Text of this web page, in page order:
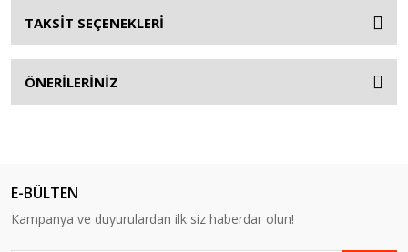
TAKSİT SEÇENEKLERİ
ÖNERİLERİNİZ
E-BÜLTEN
Kampanya ve duyurulardan ilk siz haberdar olun!